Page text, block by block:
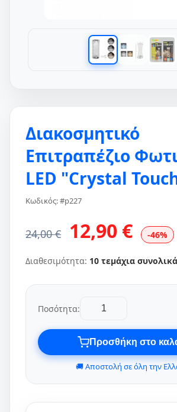
Διακοσμητικό
Επιτραπέζιο
LED "Crystal
Κωδικός: #p227
24,00 € 12,90 € -46%
Διαθεσιμότητα: 10 τεμάχια συνολικά
Ποσότητα:
Προσθήκη στο
🚚 Αποστολή σε όλη την